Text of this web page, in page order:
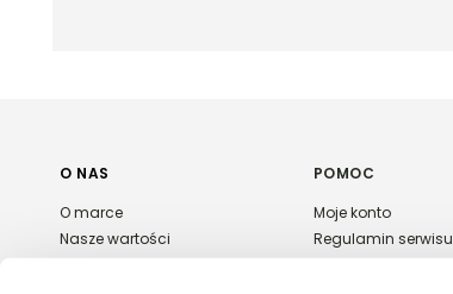
O NAS
O marce
Nasze wartości
POMOC
Moje konto
Regulamin serwisu